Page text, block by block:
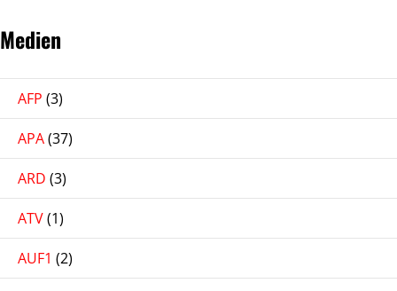
Medien
AFP (3)
APA(37)
ARD (3)
ATV(1)
AUF1 (2)